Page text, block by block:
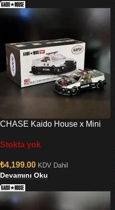
CHASE Kaido House x Mini
Kaido Works V2 AERO –
Stokta yok
₺4,199.00 KDV Dahil
Devamını Oku